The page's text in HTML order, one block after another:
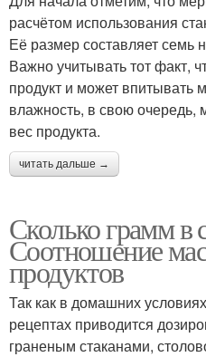
расчётом использования
Её размер составляет семь
Важно учитывать тот факт,
продукт и может впитывать
влажность, в свою очередь,
вес продукта.
читать дальше →
Сколько грамм в
Соотношение
продуктов
Так как в домашних
рецептах приводится
граненым стаканами,